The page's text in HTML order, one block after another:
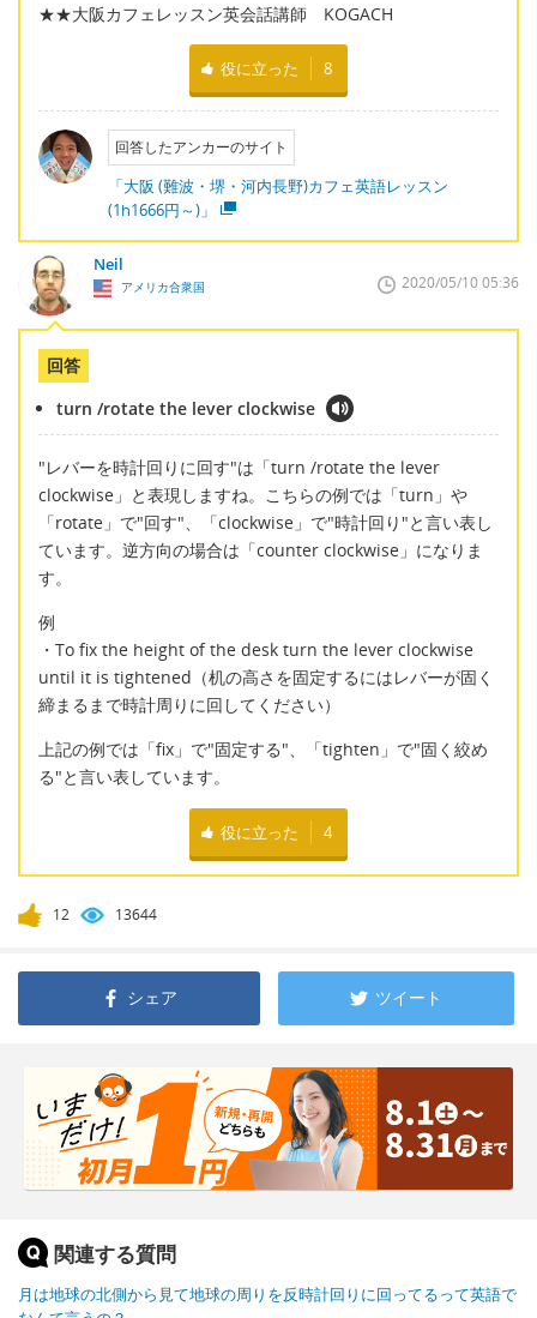
★★大阪カフェレッスン英会話講師 KOGACH
役に立った 8
回答したアンカーのサイト
「大阪 (難波・堺・河内長野)カフェ英語レッスン
(1h1666円～)」
Neil
アメリカ合衆国 2020/05/10 05:36
回答
turn /rotate the lever clockwise
"レバーを時計回りに回す"は「turn /rotate the lever
clockwise」と表現しますね。こちらの例では「turn」や
「rotate」で"回す"、「clockwise」で"時計回り"と言い表し
ています。逆方向の場合は「counter clockwise」になりま
す。
例
・To fix the height of the desk turn the lever clockwise
until it is tightened（机の高さを固定するにはレバーが固く
締まるまで時計周りに回してください）
上記の例では「fix」で"固定する"、「tighten」で"固く絞め
る"と言い表しています。
役に立った 4
12 13644
シェア ツイート
関連する質問
月は地球の北側から見て地球の周りを反時計回りに回ってるって英語で